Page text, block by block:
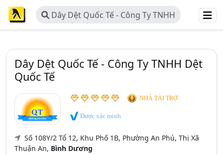
Dây Dệt Quốc Tế - Công Ty TNHH
Dệt Quốc Tế
Dây Dệt Quốc Tế - Công Ty TNHH Dệt
Quốc Tế
NHÀ TÀI TRỢ
Được xác minh
Số 108Y/2 Tổ 12, Khu Phố 1B, Phường An Phú, Thị Xã
Thuận An, Bình Dương